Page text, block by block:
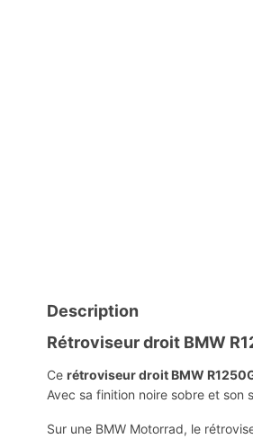
Description
Rétroviseur droit BMW
Ce rétroviseur droit BMW
Avec sa finition noire sobre et
Sur une BMW Motorrad, le